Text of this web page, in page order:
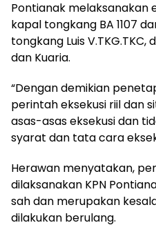
Pontianak melaksanakan
kapal tongkang BA 1107
tongkang Luis
dan Kuaria.
“Dengan demikian
perintah eksekusi riil dan
asas-asas eksekusi dan
syarat dan tata cara
Herawan menyatakan,
dilaksanakan KPN
sah dan merupakan
dilakukan berulang.